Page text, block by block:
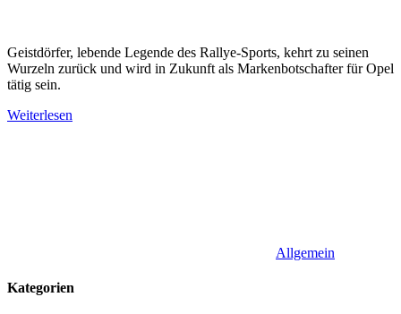
Geistdörfer, lebende Legende des Rallye-Sports, kehrt zu seinen
Wurzeln zurück und wird in Zukunft als Markenbotschafter für Opel
tätig sein.
Weiterlesen
Allgemein
Kategorien